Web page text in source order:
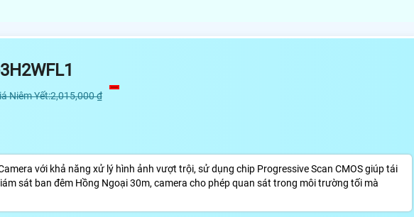
Niêm Yết:2,015,000 ₫
với khả năng xử lý hình ảnh vượt trội, sử dụng chip Progressive Scan CMOS giúp tái
sát ban đêm Hồng Ngoại 30m, camera cho phép quan sát trong môi trường tối mà